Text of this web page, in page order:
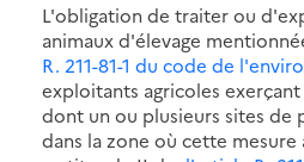
L'obligation de traiter ou
animaux d'élevage
R. 211-81-1 du code de
exploitants agricoles
dont un ou plusieurs sites de
dans la zone où cette